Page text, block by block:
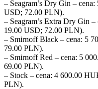
– Seagram’s Dry Gin –
USD; 72.00 PLN).
– Seagram’s Extra Dry Gin
19.00 USD; 72.00 PLN).
– Smirnoff Black – cena: 5
79.00 PLN).
– Smirnoff Red – cena: 5
69.00 PLN).
– Stock – cena: 4 600.00
PLN).